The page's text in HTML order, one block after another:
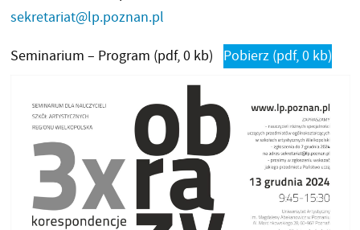
sekretariat@lp.poznan.pl
Seminarium – Program (pdf, 0 kb) Pobierz (pdf, 0 kb)